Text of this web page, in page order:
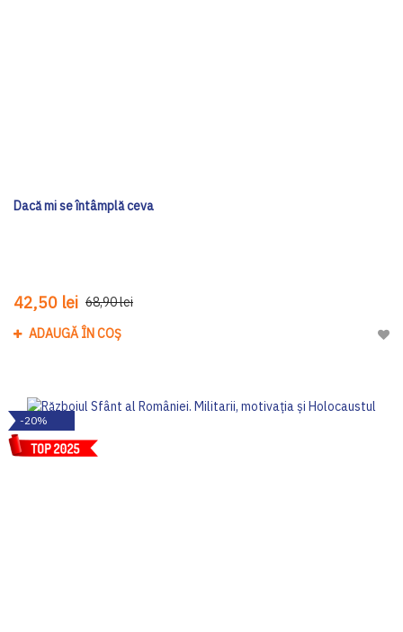
Dacă mi se întâmplă ceva
42,50 lei 68,90 lei
ADAUGĂ ÎN COȘ
-20%